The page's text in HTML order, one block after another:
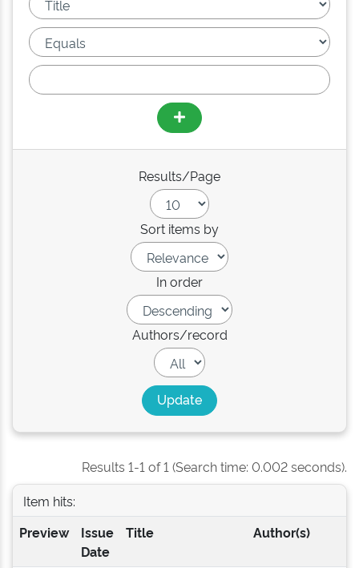
Results/Page
Sort items by
In order
Authors/record
Results 1-1 of 1 (Search time: 0.002 seconds).
Item hits:
Preview
Issue
Date
Title Author(s)